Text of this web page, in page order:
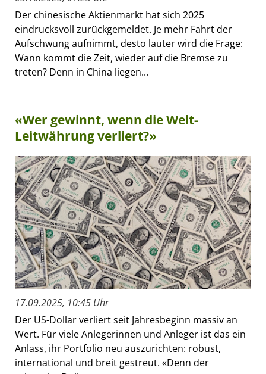
Der chinesische Aktienmarkt hat sich 2025
eindrucksvoll zurückgemeldet. Je mehr Fahrt der
Aufschwung aufnimmt, desto lauter wird die Frage:
Wann kommt die Zeit, wieder auf die Bremse zu
treten? Denn in China liegen...
«Wer gewinnt, wenn die Welt-
Leitwährung verliert?»
17.09.2025, 10:45 Uhr
Der US-Dollar verliert seit Jahresbeginn massiv an
Wert. Für viele Anlegerinnen und Anleger ist das ein
Anlass, ihr Portfolio neu auszurichten: robust,
international und breit gestreut. «Denn der